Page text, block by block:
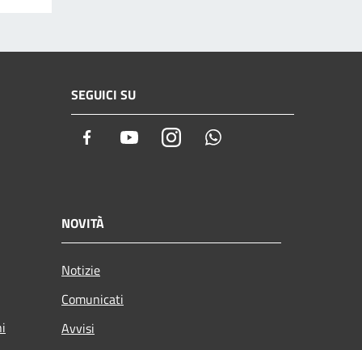
SEGUICI SU
Facebook YoutubeInstagram
NOVITÀ
Notizie
Comunicati
Avvisi